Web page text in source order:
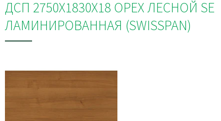
ДСП 2750Х1830Х18 ОРЕХ ЛЕСНОЙ SE
ЛАМИНИРОВАННАЯ (SWISSPAN)